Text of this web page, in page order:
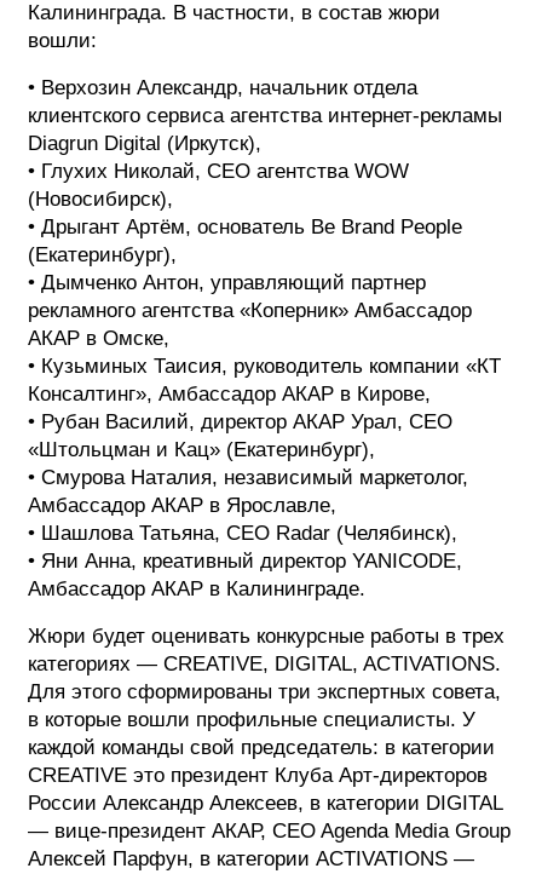
Калининграда. В частности, в состав жюри
вошли:
• Верхозин Александр, начальник отдела
клиентского сервиса агентства интернет-рекламы
Diagrun Digital (Иркутск),
• Глухих Николай, СЕО агентства WOW
(Новосибирск),
• Дрыгант Артём, основатель Be Brand People
(Екатеринбург),
• Дымченко Антон, управляющий партнер
рекламного агентства «Коперник» Амбассадор
АКАР в Омске,
• Кузьминых Таисия, руководитель компании «КТ
Консалтинг», Амбассадор АКАР в Кирове,
• Рубан Василий, директор АКАР Урал, CEO
«Штольцман и Кац» (Екатеринбург),
• Смурова Наталия, независимый маркетолог,
Амбассадор АКАР в Ярославле,
• Шашлова Татьяна, СЕО Radar (Челябинск),
• Яни Анна, креативный директор YANICODE,
Амбассадор АКАР в Калининграде.
Жюри будет оценивать конкурсные работы в трех
категориях — CREATIVE, DIGITAL, ACTIVATIONS.
Для этого сформированы три экспертных совета,
в которые вошли профильные специалисты. У
каждой команды свой председатель: в категории
CREATIVE это президент Клуба Арт-директоров
России Александр Алексеев, в категории DIGITAL
— вице-президент АКАР, CEO Agenda Media Group
Алексей Парфун, в категории ACTIVATIONS —